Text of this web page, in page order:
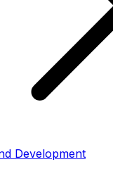
Development